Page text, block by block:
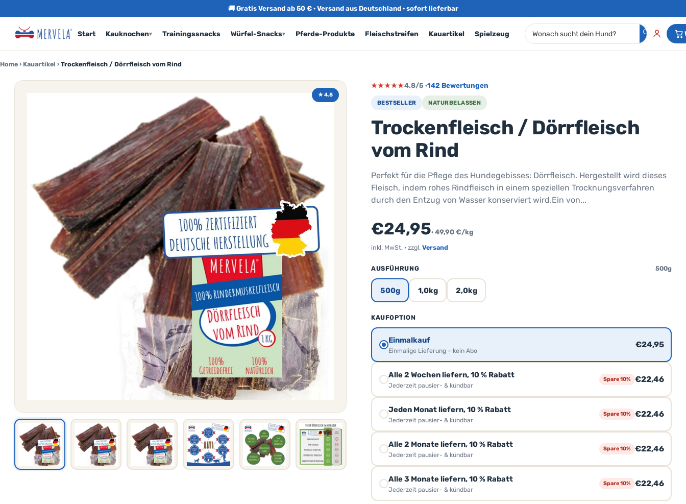
🚚 Gratis Versand ab 50 € · Versand aus Deutschland · sofort lieferbar
Start Kauknochen▾ Trainingssnacks Würfel-Snacks▾ Pferde-Produkte Fleischstreifen Kauartikel Spielzeug 🔍
Home › Kauartikel › Trockenfleisch / Dörrfleisch vom Rind
★ 4.8
★★★★★4.8/5 ·142 Bewertungen
BESTSELLER NATURBELASSEN
Trockenfleisch / Dörrfleisch
vom Rind
Perfekt für die Pflege des Hundegebisses: Dörrfleisch. Hergestellt wird dieses
Fleisch, indem rohes Rindfleisch in einem speziellen Trocknungsverfahren
durch den Entzug von Wasser konserviert wird.Ein von...
€24,95· 49,90 €/kg
inkl. MwSt. · zzgl. Versand
AUSFÜHRUNG 500g
500g 1,0kg 2,0kg
KAUFOPTION
Einmalkauf
Einmalige Lieferung – kein Abo
€24,95
Alle 2 Wochen liefern, 10 % Rabatt
Jederzeit pausier- & kündbar
Spare 10% €22,46
Jeden Monat liefern, 10 % Rabatt
Jederzeit pausier- & kündbar
Spare 10% €22,46
Alle 2 Monate liefern, 10 % Rabatt
Jederzeit pausier- & kündbar
Spare 10% €22,46
Alle 3 Monate liefern, 10 % Rabatt
Jederzeit pausier- & kündbar
Spare 10% €22,46